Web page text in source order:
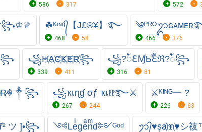
586 317 572
☘ᴷᶦᶰᵍ᭄【J£®¥】࿐
468 58 466 376
꧁H҉A҉C҉K҉E҉R҉꧂
339 411
꧁?ꪳℇⱮꙶƄⷶℇⷨℜ?ꪳ꧂
316 81
꧁ҡเɳɠ σƒ ҡเℓℓ࿐⚔
267 244
⚔ᴷᴵᴺᴳ一 ?
226 63
ツ ]•꧂ ༺Leͥgeͣnͫd༻ᴳᵒᵈ ᬊ᭄♥şa҉m҉♥シ